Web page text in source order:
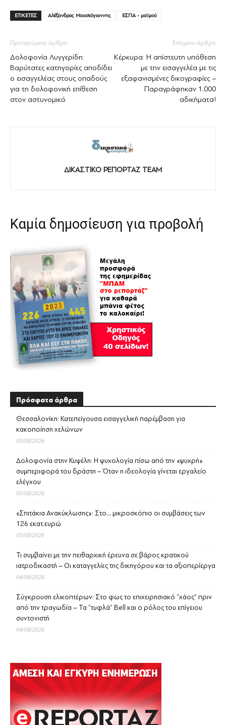
ΕΤΙΚΕΤΕΣ Αλέξανδρος Μουστόγιαννης ΕΣΠΑ - μαϊμού
Προηγούμενο άρθρο
Δολοφονία Λυγγερίδη:
Βαρύτατες κατηγορίες αποδίδει
ο εισαγγελέας στους οπαδούς
για τη δολοφονική επίθεση
στον αστυνομικό
Επόμενο άρθρο
Κέρκυρα: Η απίστευτη υπόθεση
με την εισαγγελέα με τις
εξαφανισμένες δικογραφίες –
Παραγράφηκαν 1.000
αδικήματα!
ΔΙΚΑΣΤΙΚΟ ΡΕΠΟΡΤΑΖ TEAM
Καμία δημοσίευση για προβολή
Πρόσφατα άρθρα
Θεσσαλονίκη: Κατεπείγουσα εισαγγελική παρέμβαση για
κακοποίηση χελώνων
05/08/2026
Δολοφονία στην Κυψέλη: Η ψυχολογία πίσω από την «ψυχρή»
συμπεριφορά του δράστη – Όταν η ιδεολογία γίνεται εργαλείο
ελέγχου
05/08/2026
«Σπιτάκια Ανακύκλωσης»: Στο… μικροσκόπιο οι συμβάσεις των
126 εκατ.ευρώ
05/08/2026
Τι συμβαίνει με την πειθαρχική έρευνα σε βάρος κρατικού
ιατροδικαστή – Οι καταγγελίες της δικηγόρου και τα αξιοπερίεργα
04/08/2026
Σύγκρουση ελικοπτέρων: Στο φως το επιχειρησιακό “χάος” πριν
από την τραγωδία – Τα “τυφλά” Bell και ο ρόλος του επίγειου
συντονιστή
04/08/2026